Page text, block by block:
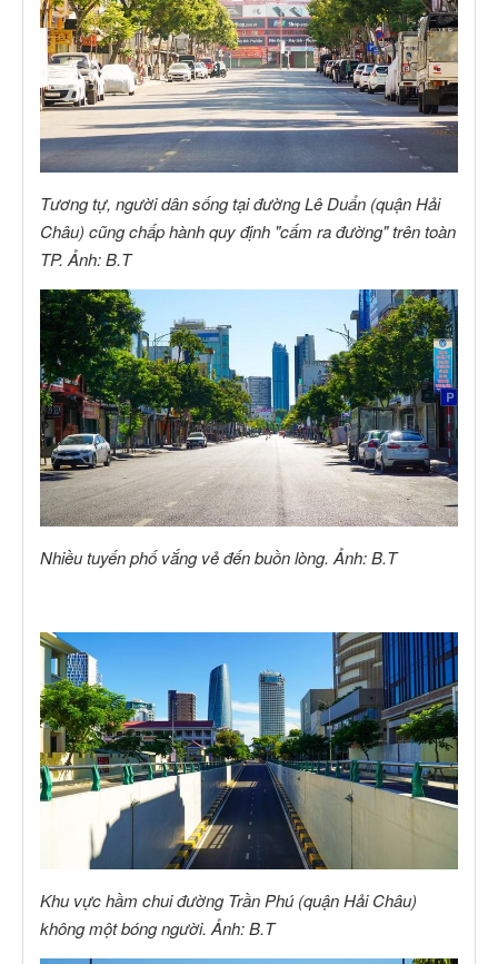
Tương tự, người dân sống tại đường Lê Duẩn (quận Hải
Châu) cũng chấp hành quy định "cấm ra đường" trên toàn
TP. Ảnh: B.T
Nhiều tuyến phố vắng vẻ đến buồn lòng. Ảnh: B.T
Khu vực hầm chui đường Trần Phú (quận Hải Châu)
không một bóng người. Ảnh: B.T